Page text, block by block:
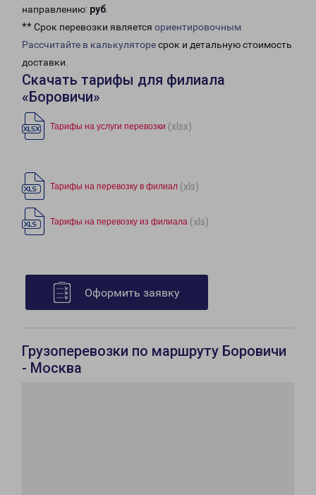
направлению: руб.
** Срок перевозки является ориентировочным
Рассчитайте в калькуляторесрок и детальную стоимость
доставки.
Скачать тарифы для филиала
«Боровичи»
Тарифы на услуги перевозки (xlsx)
Тарифы на перевозку в филиал (xls)
Тарифы на перевозку из филиала (xls)
Оформить заявку
Грузоперевозки по маршруту Боровичи
- Москва